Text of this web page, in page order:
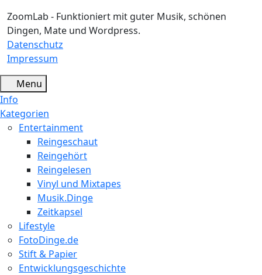
ZoomLab - Funktioniert mit guter Musik, schönen
Dingen, Mate und Wordpress.
Datenschutz
Impressum
Menu
Info
Kategorien
Entertainment
Reingeschaut
Reingehört
Reingelesen
Vinyl und Mixtapes
Musik.Dinge
Zeitkapsel
Lifestyle
FotoDinge.de
Stift & Papier
Entwicklungsgeschichte